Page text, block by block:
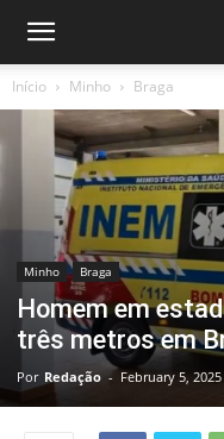
Início Minho Braga
Minho Braga
Homem em
três metros em
Por Redação - February 5, 2025